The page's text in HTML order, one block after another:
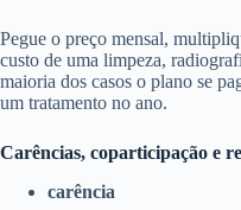
Pegue o preço mensal,
custo de uma limpeza,
maioria dos casos o plano se
um tratamento no ano.
Carências, coparticipação e
carência